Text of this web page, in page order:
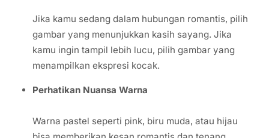
Jika kamu sedang dalam hubungan romantis, pilih
gambar yang menunjukkan kasih sayang. Jika
kamu ingin tampil lebih lucu, pilih gambar yang
menampilkan ekspresi kocak.
Perhatikan Nuansa Warna
Warna pastel seperti pink, biru muda, atau hijau